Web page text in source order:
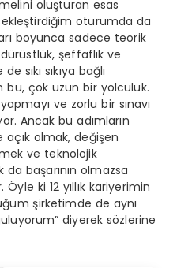
oluşturan esas
oturumda da
boyunca sadece teorik
şeffaflık ve
sıkı sıkıya bağlı
bu, çok uzun bir yolculuk.
ve zorlu bir sınavı
Ancak bu adımların
olmak, değişen
ve teknolojik
başarının olmazsa
ki 12 yıllık kariyerimin
şirketimde de aynı
diyerek sözlerine